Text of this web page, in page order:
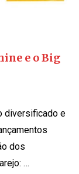
e o Big
diversificado e
dos
…